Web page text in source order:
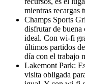
mientras
Champs Sports
disfrutar de
ideal. Con wi-fi
últimos partidos
día con el trabajo
Lakemont Park:
visita obligada